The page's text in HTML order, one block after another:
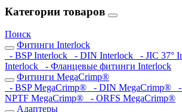
Категории товаров
Поиск
Фитинги Interlock
- BSP Interlock
- DIN Interlock - JIC 37°
Interlock
- Фланцевые фитинги Interlock
Фитинги MegaCrimp®
- BSP MegaCrimp®
- DIN MegaCrimp®
NPTF MegaCrimp®
- ORFS MegaCrimp®
Адаптеры